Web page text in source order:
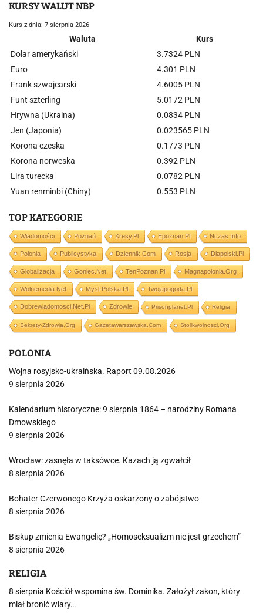
KURSY WALUT NBP
Kurs z dnia: 7 sierpnia 2026
Waluta
Kurs
Dolar amerykański
3.7324 PLN
Euro
4.301 PLN
Frank szwajcarski
4.6005 PLN
Funt szterling
5.0172 PLN
Hrywna (Ukraina)
0.0834 PLN
Jen (Japonia)
0.023565 PLN
Korona czeska
0.1773 PLN
Korona norweska
0.392 PLN
Lira turecka
0.0782 PLN
Yuan renminbi (Chiny)
0.553 PLN
TOP KATEGORIE
Wiadomości Poznań Kresy.pl Epoznan.pl Nczas.info
Polonia Publicystyka Dziennik.com Rosja Dlapolski.pl
Globalizacja Goniec.net TenPoznan.pl Magnapolonia.org
Wolnemedia.net Mysl-Polska.pl Twojapogoda.pl
Dobrewiadomosci.net.pl Zdrowie Prisonplanet.pl Religia
Sekrety-Zdrowia.org Gazetawarszawska.com Stolikwolnosci.org
POLONIA
Wojna rosyjsko-ukraińska. Raport 09.08.2026
9 sierpnia 2026
Kalendarium historyczne: 9 sierpnia 1864 – narodziny Romana
Dmowskiego
9 sierpnia 2026
Wrocław: zasnęła w taksówce. Kazach ją zgwałcił
8 sierpnia 2026
Bohater Czerwonego Krzyża oskarżony o zabójstwo
8 sierpnia 2026
Biskup zmienia Ewangelię? „Homoseksualizm nie jest grzechem”
8 sierpnia 2026
RELIGIA
8 sierpnia Kościół wspomina św. Dominika. Założył zakon, który
miał bronić wiary…